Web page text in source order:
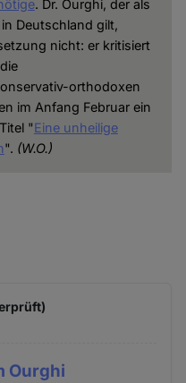
. Dr. Ourghi, der als
Deutschland gilt,
nicht: er kritisiert
orthodoxen
im Anfang Februar ein
"Eine unheilige
". (W.O.)
Ourghi